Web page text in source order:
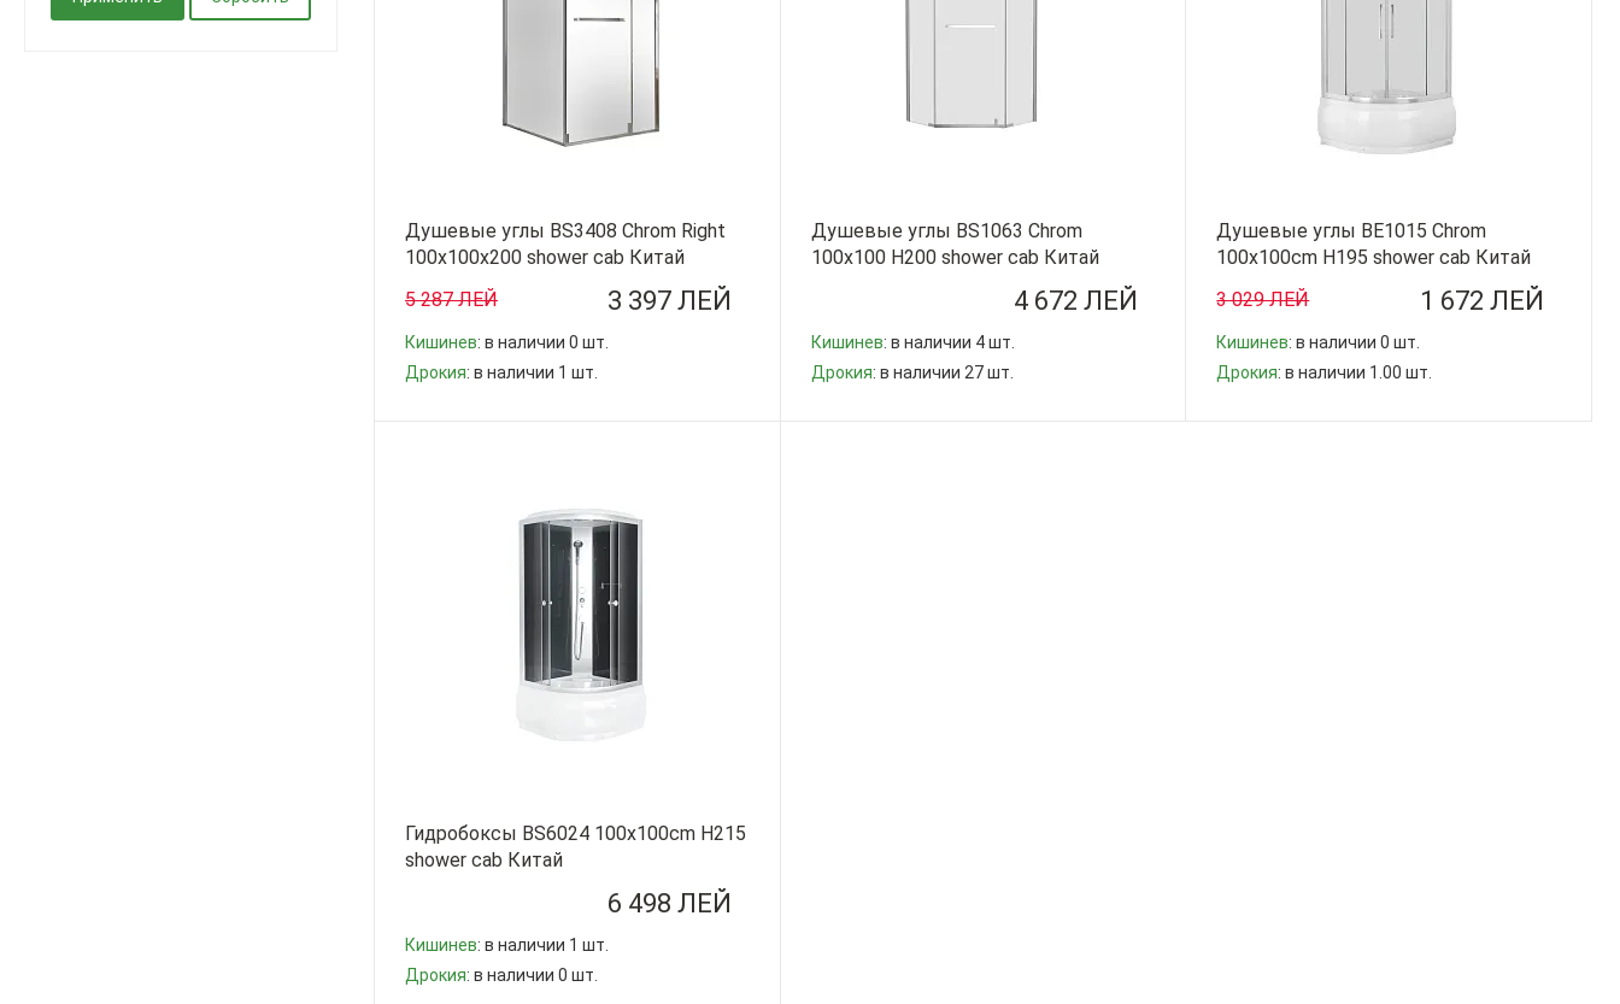
Душевые углы BS3408 Chrom Right
100x100x200 shower cab Китай
3 397 ЛЕЙ
5 287 ЛЕЙ
Кишинев: в наличии 0 шт.
Дрокия: в наличии 1 шт.
Душевые углы BS1063 Chrom
100x100 H200 shower cab Китай
4 672 ЛЕЙ
Кишинев: в наличии 4 шт.
Дрокия: в наличии 27 шт.
Душевые углы BE1015 Chrom
100x100cm H195 shower cab Китай
1 672 ЛЕЙ
3 029 ЛЕЙ
Кишинев: в наличии 0 шт.
Дрокия: в наличии 1.00 шт.
Гидробоксы BS6024 100x100cm H215
shower cab Китай
6 498 ЛЕЙ
Кишинев: в наличии 1 шт.
Дрокия: в наличии 0 шт.